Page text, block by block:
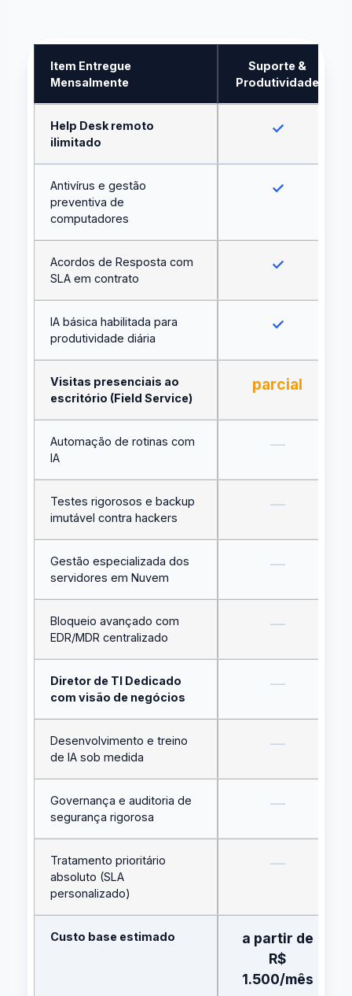
Item Entregue
Mensalmente
Suporte &
Produtividade
Help Desk remoto
ilimitado
✓
Antivírus e gestão
preventiva de
computadores
✓
Acordos de Resposta com
SLA em contrato
✓
IA básica habilitada para
produtividade diária
✓
Visitas presenciais ao
escritório (Field Service)
parcial
Automação de rotinas com
IA
—
Testes rigorosos e backup
imutável contra hackers
—
Gestão especializada dos
servidores em Nuvem
—
Bloqueio avançado com
EDR/MDR centralizado
—
Diretor de TI Dedicado
com visão de negócios
—
Desenvolvimento e treino
de IA sob medida
—
Governança e auditoria de
segurança rigorosa
—
Tratamento prioritário
absoluto (SLA
personalizado)
—
Custo base estimado
a partir de
R$
1.500/mês